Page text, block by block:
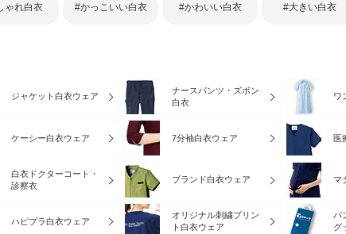
ゃれ白衣 #かっこいい白衣 #かわいい白衣 #大きい白衣
ジャケット白衣ウェア
ナースパンツ・ズボン
白衣
ワ
ケーシー白衣ウェア 7分袖白衣ウェア 医
白衣ドクターコート・
診察衣
ブランド白衣ウェア マ
ハピプラ白衣ウェア
オリジナル刺繍プリン
ト白衣ウェア
パ
グ